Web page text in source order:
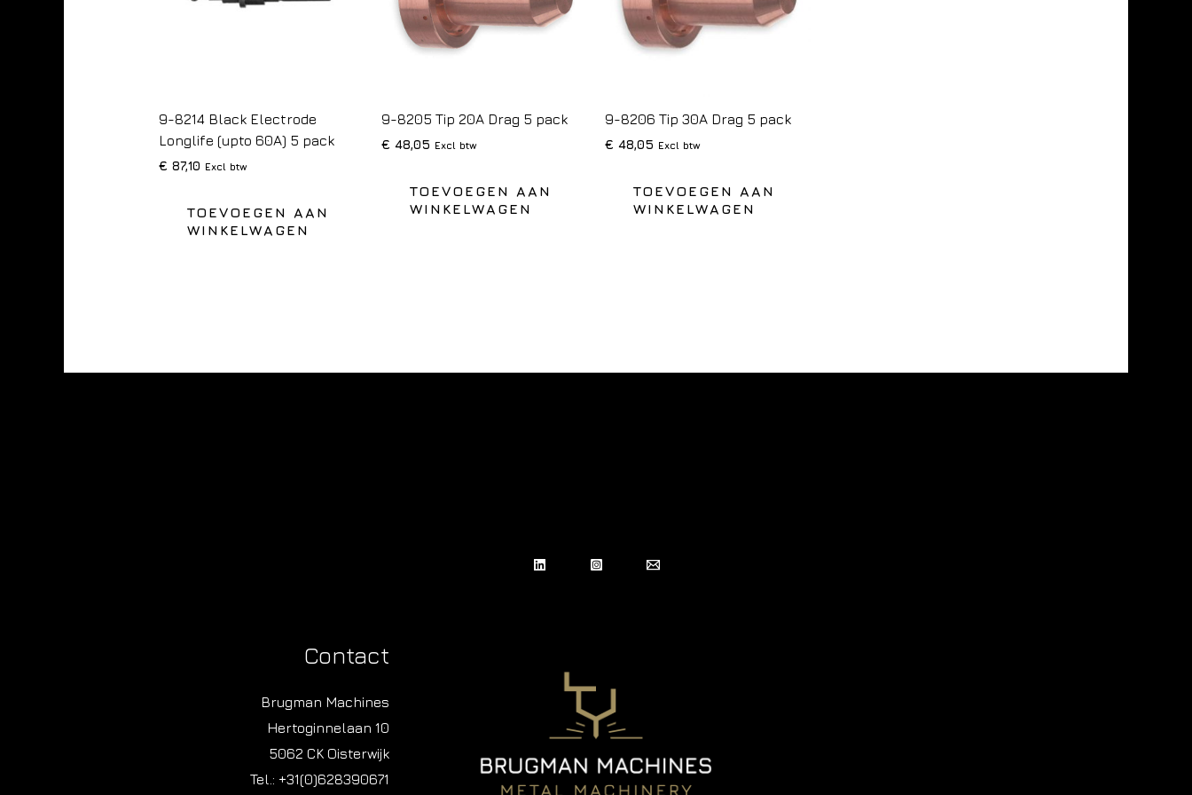
9-8214 Black Electrode
Longlife (upto 60A) 5 pack
€ 87,10 Excl btw
TOEVOEGEN AAN
WINKELWAGEN
9-8205 Tip 20A Drag 5 pack
€ 48,05 Excl btw
TOEVOEGEN AAN
WINKELWAGEN
9-8206 Tip 30A Drag 5 pack
€ 48,05 Excl btw
TOEVOEGEN AAN
WINKELWAGEN
Contact
Brugman Machines
Hertoginnelaan 10
5062 CK Oisterwijk
Tel.: +31(0)628390671